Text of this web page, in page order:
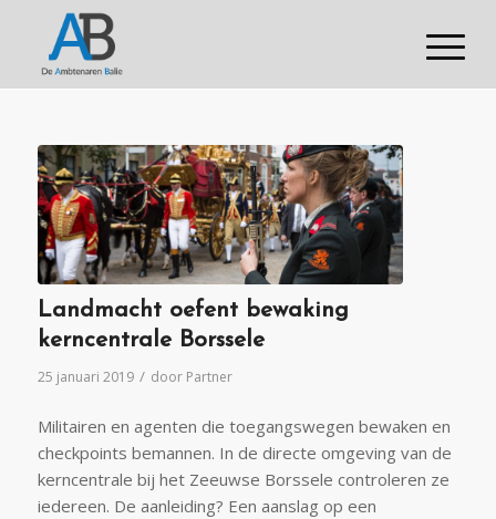
Landmacht oefent bewaking
kerncentrale Borssele
25 januari 2019 / door Partner
Militairen en agenten die toegangswegen bewaken en
checkpoints bemannen. In de directe omgeving van de
kerncentrale bij het Zeeuwse Borssele controleren ze
iedereen. De aanleiding? Een aanslag op een